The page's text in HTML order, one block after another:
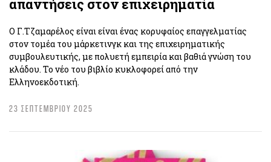
απαντήσεις στον επιχειρηματία
Ο Γ.Τζαμαρέλος είναι είναι ένας κορυφαίος επαγγελματίας
στον τομέα του μάρκετινγκ και της επιχειρηματικής
συμβουλευτικής, με πολυετή εμπειρία και βαθιά γνώση του
κλάδου. Το νέο του βιβλίο κυκλοφορεί από την
Ελληνοεκδοτική.
23 ΣΕΠΤΕΜΒΡΙΟΥ 2025